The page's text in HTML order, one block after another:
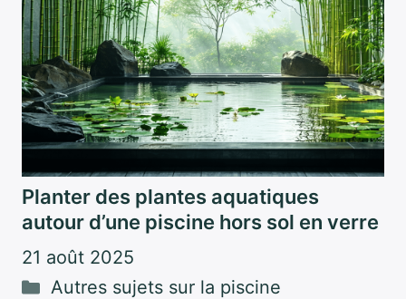
Planter des plantes aquatiques
autour d’une piscine hors sol en verre
21 août 2025
Catégories
Autres sujets sur la piscine